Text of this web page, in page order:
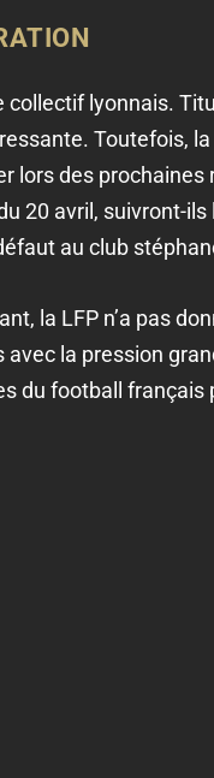
lyonnais.
Toutefois,
lors des prochaines
20 avril, suivront-
au club
la LFP n’a pas
la pression
du football